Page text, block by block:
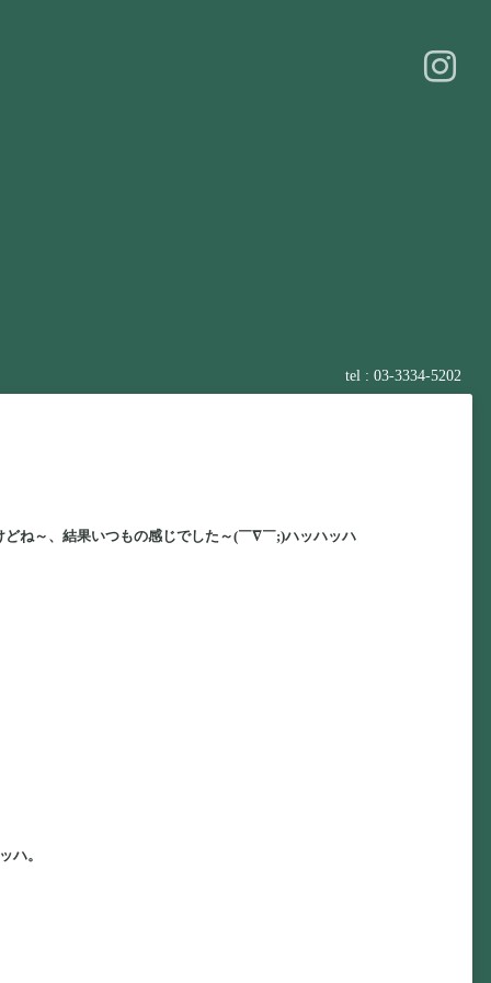
tel : 03-3334-5202
ね～、結果いつもの感じでした～(￣∇￣;)ハッハッハ
ハ。